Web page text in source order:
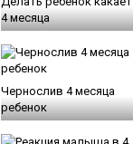
4 месяца
Чернослив 4 месяца
ребенок